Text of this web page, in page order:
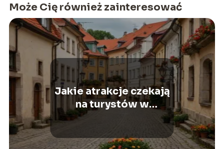
Może Cię również zainteresować
Jakie atrakcje czekają
na turystów w
Kazimierzu Dolnym?